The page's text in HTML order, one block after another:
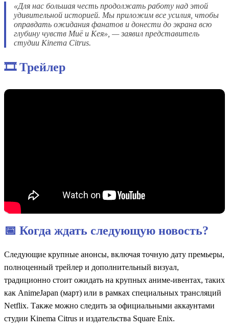
«Для нас большая честь продолжать работу над этой
удивительной историей. Мы приложим все усилия, чтобы
оправдать ожидания фанатов и донести до экрана всю
глубину чувств Миё и Кея», — заявил представитель
студии Kinema Citrus.
🎞️ Трейлер
📅 Когда ждать следующую новость?
Следующие крупные анонсы, включая точную дату премьеры,
полноценный трейлер и дополнительный визуал,
традиционно стоит ожидать на крупных аниме-ивентах, таких
как AnimeJapan (март) или в рамках специальных трансляций
Netflix. Также можно следить за официальными аккаунтами
студии Kinema Citrus и издательства Square Enix.